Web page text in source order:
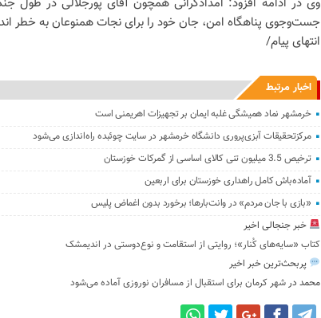
جست‌وجوی پناهگاه امن، جان خود را برای نجات همنوعان به خطر
انتهای پیام/
اخبار مرتبط
خرمشهر نماد همیشگی غلبه ایمان بر تجهیزات اهریمنی است
مرکزتحقیقات آبزی‌پروری دانشگاه خرمشهر در سایت چوئبده راه‌اندازی می‌شود
ترخیص 3.5 میلیون تنی کالای اساسی از گمرکات خوزستان
آماده‌باش کامل راهداری خوزستان برای اربعین
«بازی با جان مردم» در وانت‌بارها؛ برخورد بدون اغماض پلیس
خبر جنجالی اخیر
کتاب «سایه‌های کُنار»؛ روایتی از استقامت و نوع‌دوستی در اندیمشک
پربحث‌ترین خبر اخیر
محمد درشهر کرمان برای استقبال از مسافران نوروزی آماده می‌شود